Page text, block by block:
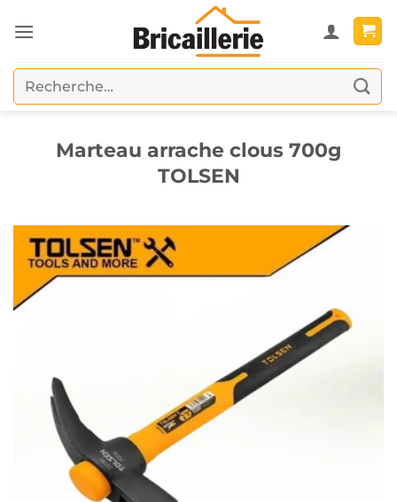
au
Recherche
pour :
Marteau arrache clous 700g
TOLSEN